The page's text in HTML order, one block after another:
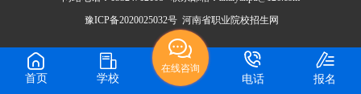
豫ICP备2020025032号 河南省职业院校招生网
首页 学校
在线咨询
电话 报名